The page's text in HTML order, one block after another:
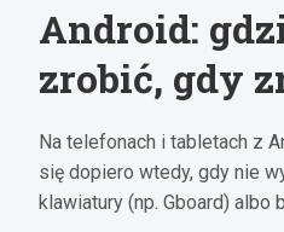
Android:
zrobić, gdy
Na telefonach i tabletach z
się dopiero wtedy, gdy nie
klawiatury (np. Gboard) albo